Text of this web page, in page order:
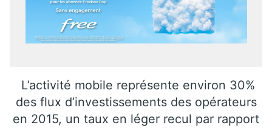
L’activité mobile représente environ 30%
des flux d’investissements des opérateurs
en 2015, un taux en léger recul par rapport